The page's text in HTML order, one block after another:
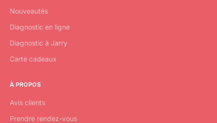
Nouveautés
Diagnostic en ligne
Diagnostic à Jarry
Carte cadeaux
À PROPOS
Avis clients
Prendre rendez-vous